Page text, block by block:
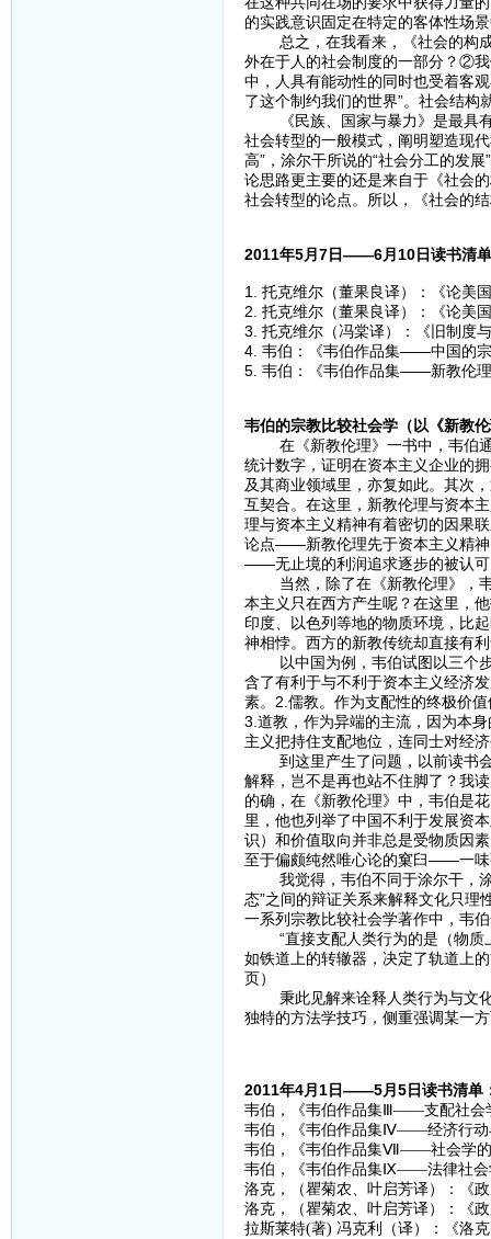
的实践意识固定在特定的客体性场
总之，在我看来，《社会的构成
外在于人的社会制度的一部分？②
中，人具有能动性的同时也受着客
了这个制约我们的世界”。社会结构
《民族、国家与暴力》是最具有
社会转型的一般模式，阐明塑造现
高”，涂尔干所说的“社会分工的发
论思路更主要的还是来自于《社会
社会转型的论点。所以，《社会的
2011年5月7日——6月10日读书清
1. 托克维尔（董果良译）：《论美
2. 托克维尔（董果良译）：《论美
3. 托克维尔（冯棠译）：《旧制度
4. 韦伯：《韦伯作品集——中国的
5. 韦伯：《韦伯作品集——新教伦
韦伯的宗教比较社会学（以《新教
在《新教伦理》一书中，韦伯通
统计数字，证明在资本主义企业的
及其商业领域里，亦复如此。其次
互契合。在这里，新教伦理与资本
理与资本主义精神有着密切的因果
论点——新教伦理先于资本主义精
——无止境的利润追求逐步的被认可
当然，除了在《新教伦理》，韦
本主义只在西方产生呢？在这里，
印度、以色列等地的物质环境，比
神相悖。西方的新教传统却直接有
以中国为例，韦伯试图以三个步
含了有利于与不利于资本主义经济
素。2.儒教。作为支配性的终极价
3.道教，作为异端的主流，因为本
主义把持住支配地位，连同士对经
到这里产生了问题，以前读书会
解释，岂不是再也站不住脚了？我
的确，在《新教伦理》中，韦伯是
里，他也列举了中国不利于发展资
识）和价值取向并非总是受物质因
至于偏颇纯然唯心论的窠臼——一
我觉得，韦伯不同于涂尔干，涂尔
态”之间的辩证关系来解释文化只理
一系列宗教比较社会学著作中，韦
“直接支配人类行为的是（物质上
如铁道上的转辙器，决定了轨道上
页）
秉此见解来诠释人类行为与文化
独特的方法学技巧，侧重强调某一
2011年4月1日——5月5日读书清单
韦伯，《韦伯作品集Ⅲ——支配社会
韦伯，《韦伯作品集Ⅳ——经济行动
韦伯，《韦伯作品集Ⅶ——社会学的
韦伯，《韦伯作品集Ⅸ——法律社会
洛克，（瞿菊农、叶启芳译）：《
洛克，（瞿菊农、叶启芳译）：《
拉斯莱特(著) 冯克利（译）：《洛